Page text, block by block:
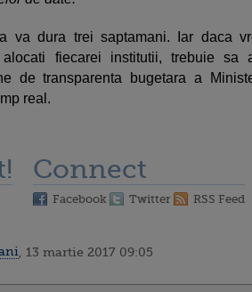
va dura trei saptamani. Iar daca
fiecarei institutii, trebuie sa
de transparenta bugetara a
real.
Connect
Facebook Twitter RSS Feed
, 13 martie 2017 09:05